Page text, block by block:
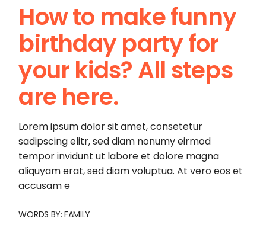
How to make funny
birthday party for
your kids? All steps
are here.
Lorem ipsum dolor sit amet, consetetur
sadipscing elitr, sed diam nonumy eirmod
tempor invidunt ut labore et dolore magna
aliquyam erat, sed diam voluptua. At vero eos et
accusam e
WORDS BY: FAMILY